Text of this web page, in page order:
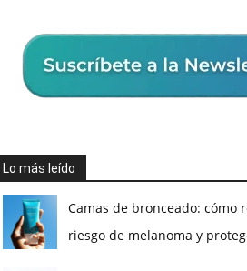
Lo más leído
Camas de bronceado: cómo
riesgo de melanoma y